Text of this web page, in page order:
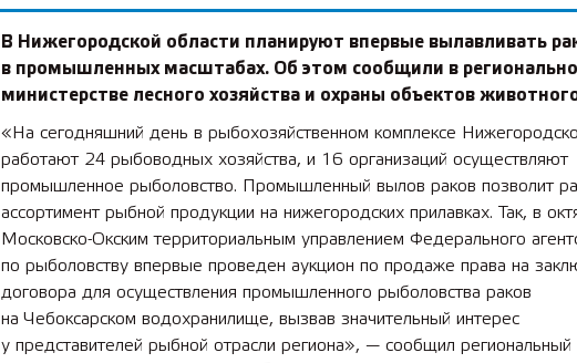
В Нижегородской области планируют впервые вылавливать
в промышленных масштабах. Об этом сообщили в
министерстве лесного хозяйства и охраны объектов
«На сегодняшний день в рыбохозяйственном комплексе
работают 24 рыбоводных хозяйства, и 16 организаций осуществляют
промышленное рыболовство. Промышленный вылов раков позволит
ассортимент рыбной продукции на нижегородских прилавках. Так, в
Московско-Окским территориальным управлением Федерального
по рыболовству впервые проведен аукцион по продаже права на
договора для осуществления промышленного рыболовства раков
на Чебоксарском водохранилище, вызвав значительный интерес
у представителей рыбной отрасли региона», — сообщил региональный